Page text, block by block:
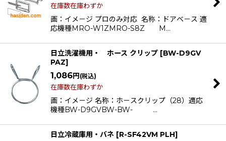
在庫数在庫わずか
画：イメ－ジ プロのみ対応 名称：ドアベ－ス 適
応機種MRO-W1ZMRO-S8Z M…
日立洗濯機用・ ホース クリップ [BW-D9GV
PAZ]
1,086円 (税込)
在庫数在庫わずか
画：イメ－ジ 名称：ホ－スクリップ（28）適応
機種BW-D9GVBW-BW- …
日立冷蔵庫用・バネ [R-SF42VM PLH]